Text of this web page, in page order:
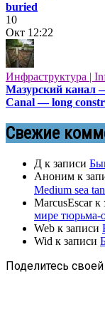
buried
10
Окт 12:22
Инфраструктура |
Мазурский канал
Canal — long
Свежие
Д к записи
Аноним к
Medium sea
MarcusEscarк
мире тюрьма-
Web к записи
Wid к записи
Поделитесь